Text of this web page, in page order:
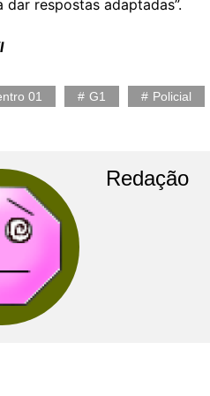
dar respostas adaptadas”.
01 G1 Policial
Redação